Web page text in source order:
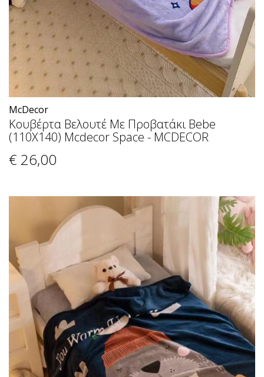
McDecor
Κουβέρτα Βελουτέ Με Προβατάκι Bebe
(110X140) Mcdecor Space - MCDECOR
€ 26,00